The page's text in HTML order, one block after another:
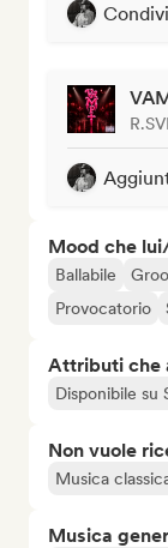
Mood che
Ballabile
Provocatorio
Attributi che
Disponibile su
Non vuole
Musica
Musica